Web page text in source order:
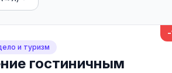
и туризм
гостиничным